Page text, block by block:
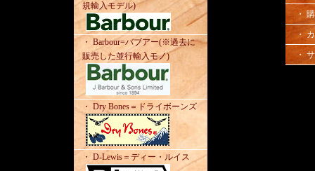
規輸入モデル)
・ Barbour=バブアー(※過去に
販売した並行輸入モノ)
・ Dry Bones＝ドライボーンズ
・ D-Lewis＝ディー・ルイス
・
・
・